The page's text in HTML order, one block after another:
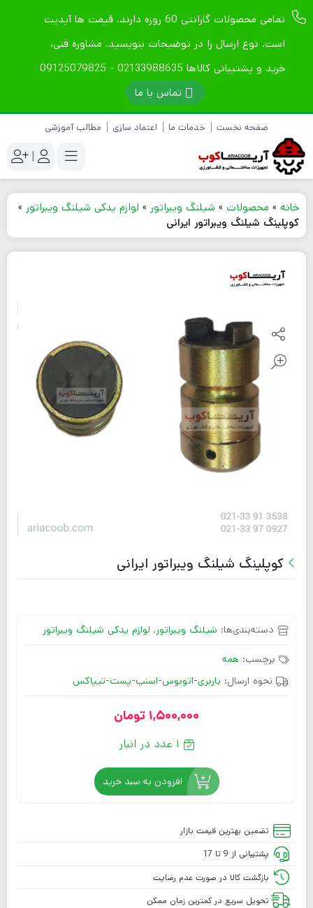
تمامی محصولات گارانتی 60 روزه دارند. قیمت ها آپدیت
است. نوع ارسال را در توضیحات بنویسید. مشاوره فنی،
خرید و پشتیبانی کالاها 02133988635 - 09125079825
تماس با ما
صفحه نخست خدمات ما اعتماد سازی مطالب آموزشی
|
خانه » محصولات » شیلنگ ویبراتور » لوازم یدکی شیلنگ ویبراتور »
کوپلینگ شیلنگ ویبراتور ایرانی
کوپلینگ شیلنگ ویبراتور ایرانی
دسته‌بندی‌ها: شیلنگ ویبراتور, لوازم یدکی شیلنگ ویبراتور
برچسب: همه
نحوه ارسال: باربری-اتوبوس-اسنپ-پست-تیپاکس
1,500,000 تومان
1 عدد در انبار
افزودن به سبد خرید
تضمین بهترین قیمت بازار
پشتیبانی از 9 تا 17
بازگشت کالا در صورت عدم رضایت
تحویل سریع در کمترین زمان ممکن